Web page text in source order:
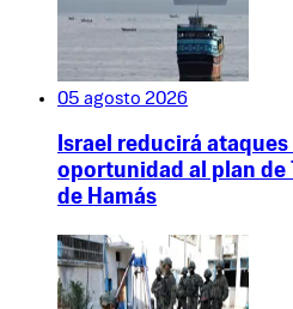
05 agosto 2026
Israel reducirá
oportunidad al plan de
de Hamás